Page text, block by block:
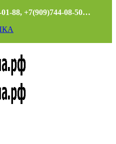
88, +7(909)744-08-50…